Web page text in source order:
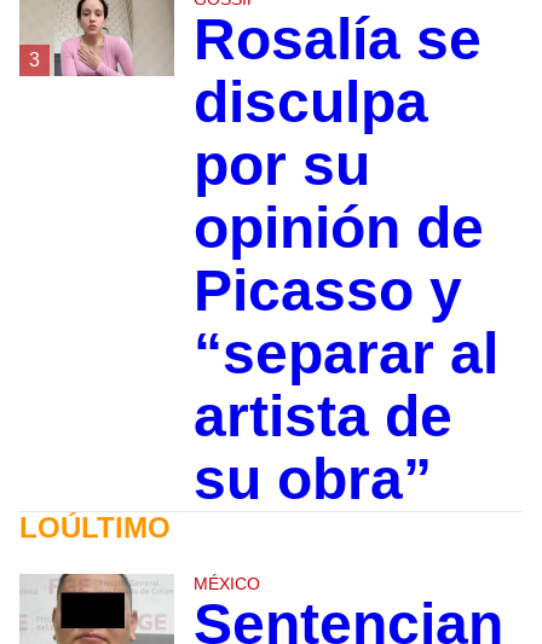
3
Rosalía se
disculpa
por su
opinión de
Picasso y
“separar al
artista de
su obra”
LOÚLTIMO
MÉXICO
Sentencian